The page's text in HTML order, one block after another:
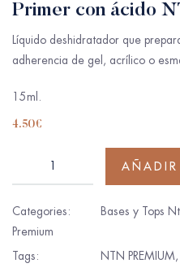
Primer con ácido
Líquido deshidratador que
adherencia de gel, acrílico o
15ml.
4.50€
Categories: Bases y Tops
Premium
Tags:
NTN PREMIUM,